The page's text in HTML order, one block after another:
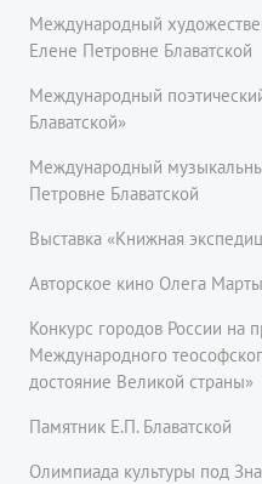
Международный
Елене Петровне Блаватской
Международный
Блаватской»
Международный
Петровне Блаватской
Выставка «Книжная
Авторское кино Олега
Конкурс городов России на
Международного
достояние Великой страны»
Памятник Е.П. Блаватской
Олимпиада культуры под